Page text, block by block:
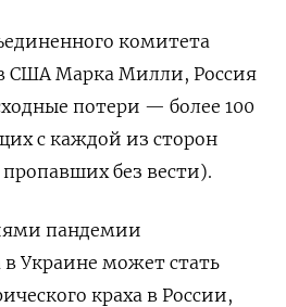
комитета
США Марка Милли, Россия
потери — более 100
с каждой из сторон
без вести).
пандемии
Украине может стать
краха в России,